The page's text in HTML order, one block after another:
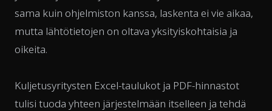
sama kuin ohjelmiston kanssa, laskenta ei vie aikaa,
mutta lähtötietojen on oltava yksityiskohtaisia ja
oikeita.
Kuljetusyritysten Excel-taulukot ja PDF-hinnastot
tulisi tuoda yhteen järjestelmään itselleen ja tehdä